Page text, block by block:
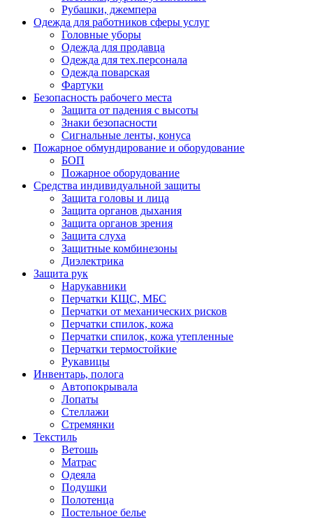
Рубашки, джемпера
Одежда для работников сферы услуг
Головные уборы
Одежда для продавца
Одежда для тех.персонала
Одежда поварская
Фартуки
Безопасность рабочего места
Защита от падения с высоты
Знаки безопасности
Сигнальные ленты, конуса
Пожарное обмундирование и оборудование
БОП
Пожарное оборудование
Средства индивидуальной защиты
Защита головы и лица
Защита органов дыхания
Защита органов зрения
Защита слуха
Защитные комбинезоны
Диэлектрика
Защита рук
Нарукавники
Перчатки КЩС, МБС
Перчатки от механических рисков
Перчатки спилок, кожа
Перчатки спилок, кожа утепленные
Перчатки термостойкие
Рукавицы
Инвентарь, полога
Автопокрывала
Лопаты
Стеллажи
Стремянки
Текстиль
Ветошь
Матрас
Одеяла
Подушки
Полотенца
Постельное белье